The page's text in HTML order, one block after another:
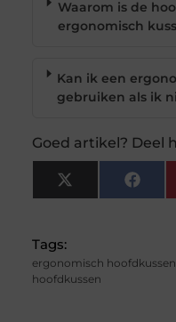
Waarom is de
ergonomisch
Kan ik een
gebruiken als ik
Goed artikel? Deel
X
(Twitter)
Tags:
ergonomisch hoofdkussen
hoofdkussen